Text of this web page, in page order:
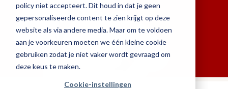
policy niet accepteert. Dit houd in dat je geen
gepersonaliseerde content te zien krijgt op deze
website als via andere media. Maar om te voldoen
aan je voorkeuren moeten we één kleine cookie
gebruiken zodat je niet vaker wordt gevraagd om
deze keus te maken.
Cookie-instellingen